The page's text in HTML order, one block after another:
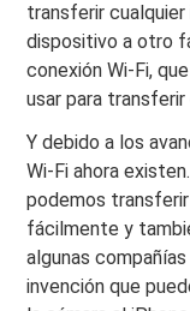
transferir
dispositivo a otro
conexión Wi-Fi,
usar para
Y debido a los
Wi-Fi ahora
podemos
fácilmente y
algunas
invención que